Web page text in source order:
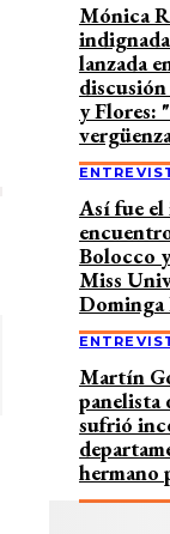
Mónica
lanzada
y Flores:
Así fue
Bolocco
Miss
Dominga
Martín
panelista
sufrió
hermano